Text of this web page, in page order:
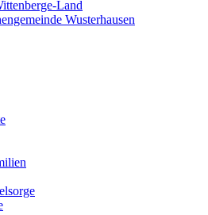
Land
Wusterhausen